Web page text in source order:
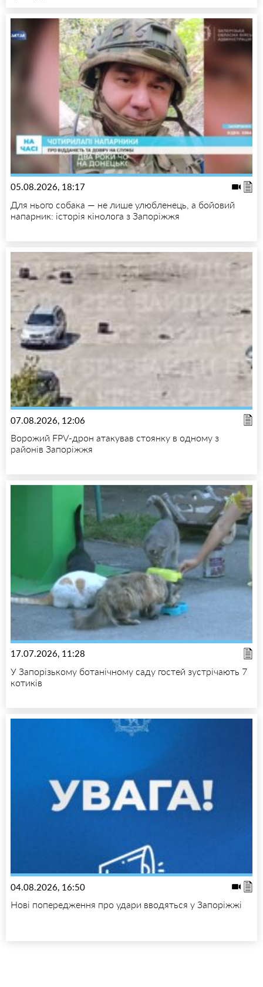
05.08.2026, 18:17
Для нього собака — не лише улюбленець, а бойовий
напарник: історія кінолога з Запоріжжя
07.08.2026, 12:06
Ворожий FPV-дрон атакував стоянку в одному з
районів Запоріжжя
17.07.2026, 11:28
У Запорізькому ботанічному саду гостей зустрічають 7
котиків
04.08.2026, 16:50
Нові попередження про удари вводяться у Запоріжжі